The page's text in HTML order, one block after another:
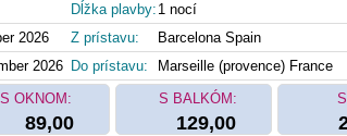
2026
2026
Dĺžka plavby: 1 nocí
Z prístavu:
Barcelona Spain
Do prístavu:
Marseille (provence) France
S OKNOM:
89,00
S BALKÓM:
129,00